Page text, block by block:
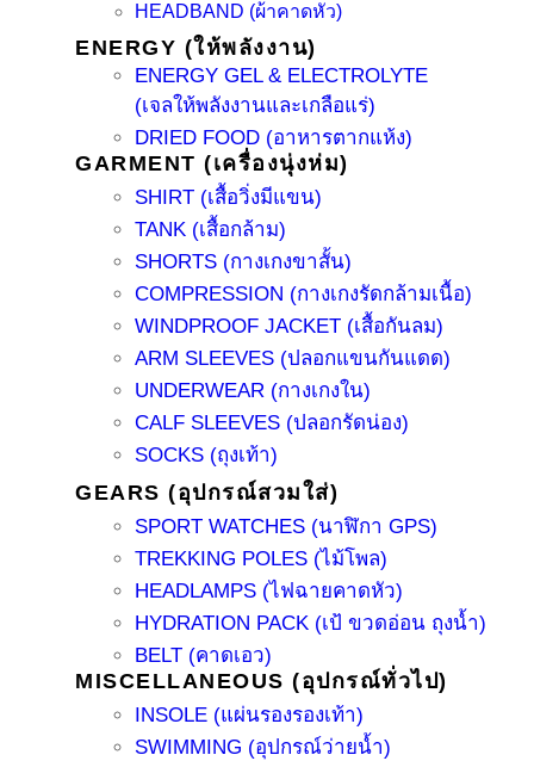
HEADBAND (ผ้าคาดหัว)
ENERGY (ให้พลังงาน)
ENERGY GEL & ELECTROLYTE
(เจลให้พลังงานและเกลือแร่)
DRIED FOOD (อาหารตากแห้ง)
GARMENT (เครื่องนุ่งห่ม)
SHIRT (เสื้อวิ่งมีแขน)
TANK (เสื้อกล้าม)
SHORTS (กางเกงขาสั้น)
COMPRESSION (กางเกงรัดกล้ามเนื้อ)
WINDPROOF JACKET (เสื้อกันลม)
ARM SLEEVES (ปลอกแขนกันแดด)
UNDERWEAR (กางเกงใน)
CALF SLEEVES (ปลอกรัดน่อง)
SOCKS (ถุงเท้า)
GEARS (อุปกรณ์สวมใส่)
SPORT WATCHES (นาฬิกา GPS)
TREKKING POLES (ไม้โพล)
HEADLAMPS (ไฟฉายคาดหัว)
HYDRATION PACK (เป้ ขวดอ่อน ถุงน้ำ)
BELT (คาดเอว)
MISCELLANEOUS (อุปกรณ์ทั่วไป)
INSOLE (แผ่นรองรองเท้า)
SWIMMING (อุปกรณ์ว่ายน้ำ)